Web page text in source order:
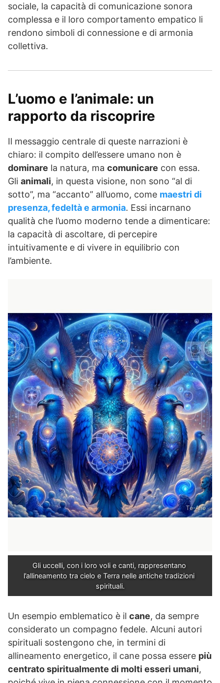
sociale, la capacità di comunicazione sonora
complessa e il loro comportamento empatico li
rendono simboli di connessione e di armonia
collettiva.
L’uomo e l’animale: un
rapporto da riscoprire
Il messaggio centrale di queste narrazioni è
chiaro: il compito dell’essere umano non è
dominare la natura, ma comunicare con essa.
Gli animali, in questa visione, non sono “al di
sotto”, ma “accanto” all’uomo, come maestri di
presenza, fedeltà e armonia. Essi incarnano
qualità che l’uomo moderno tende a dimenticare:
la capacità di ascoltare, di percepire
intuitivamente e di vivere in equilibrio con
l’ambiente.
Gli uccelli, con i loro voli e canti, rappresentano
l’allineamento tra cielo e Terra nelle antiche tradizioni
spirituali.
Un esempio emblematico è il cane, da sempre
considerato un compagno fedele. Alcuni autori
spirituali sostengono che, in termini di
allineamento energetico, il cane possa essere più
centrato spiritualmente di molti esseri umani,